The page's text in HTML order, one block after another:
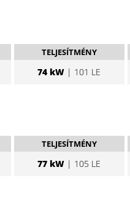
TELJESÍTMÉNY
74 kW | 101 LE
TELJESÍTMÉNY
77 kW | 105 LE